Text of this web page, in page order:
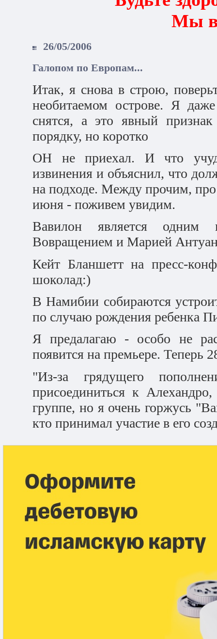
Мы
26/05/2006
Галопом по Европам...
Итак, я снова в строю,
необитаемом острове. Я
снятся, а это явный
порядку, но коротко
ОН не приехал. И что
извинения и объяснил, что
на подходе. Между прочим,
июня - поживем увидим.
Вавилон является одним
Вовращением и Марией
Кейт Бланшетт на пресс-
шоколад:)
В Намибии собираются
по случаю рождения ребенка
Я предалагаю - особо не
появится на премьере. Теперь
"Из-за грядущего
присоединиться к
группе, но я очень горжусь
кто принимал участие в его